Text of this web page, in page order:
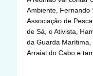
Ambiente, Fernando
Associação de
de Sá, o Ativista,
da Guarda
Arraial do Cabo e